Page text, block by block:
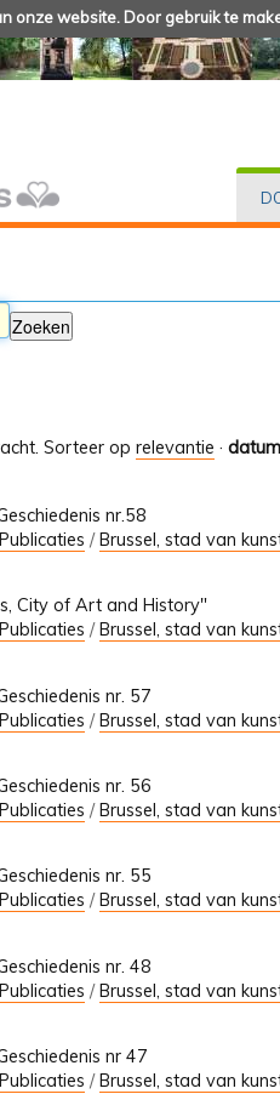
onze website. Door gebruik te
Sorteer op relevantie ·
nr.58
Publicaties /Brussel, stad van
City of Art and History"
Publicaties /Brussel, stad van
nr. 57
Publicaties /Brussel, stad van
nr. 56
Publicaties /Brussel, stad van
nr. 55
Publicaties /Brussel, stad van
nr. 48
Publicaties /Brussel, stad van
nr 47
Publicaties /Brussel, stad van